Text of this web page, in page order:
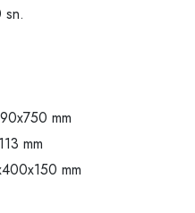
sn.
mm
mm
mm